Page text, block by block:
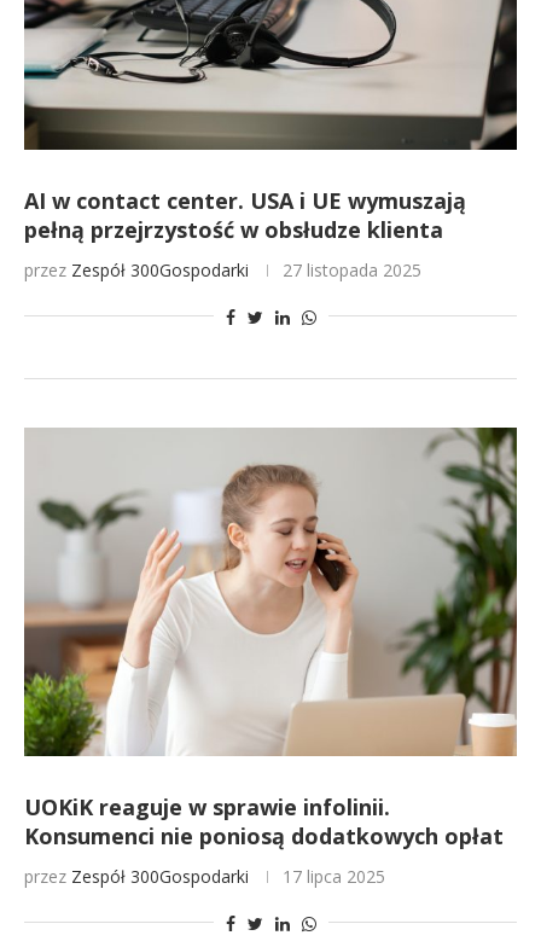
AI w contact center. USA i UE wymuszają
pełną przejrzystość w obsłudze klienta
przez Zespół 300Gospodarki 27 listopada 2025
UOKiK reaguje w sprawie infolinii.
Konsumenci nie poniosą dodatkowych opłat
przez Zespół 300Gospodarki 17 lipca 2025